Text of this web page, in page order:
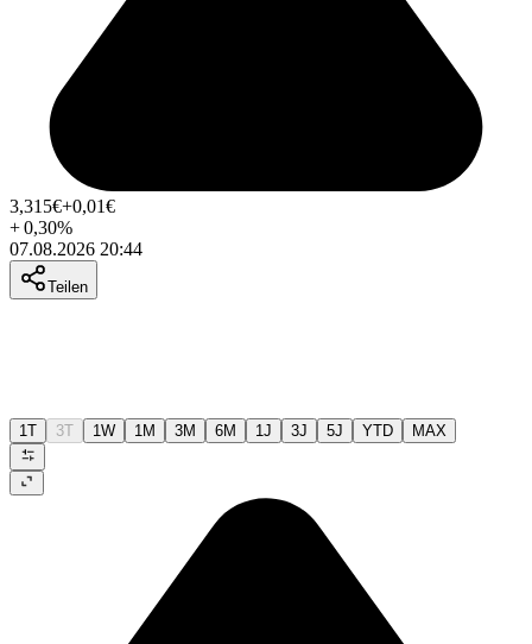
3,315€+0,01€
+0,30%
07.08.2026 20:44
Teilen
1T 3T 1W 1M 3M 6M 1J 3J 5J YTD MAX